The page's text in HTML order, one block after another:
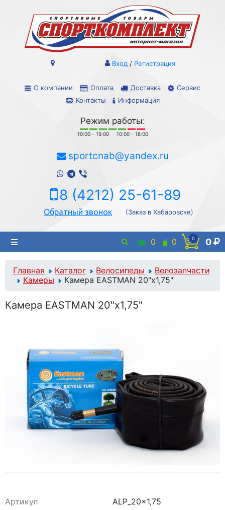
О компании Оплата Доставка
Сервис
Контакты
Информация
Вход / Регистрация
Режим работы:
10:00 - 19:00 10:00 - 18:00
sportcnab@yandex.ru
8 (4212) 25-61-89
Обратный звонок (Заказ в Хабаровске)
0 0 0 0
Главная Каталог Велосипеды
Велозапчасти
Камеры
Камера EASTMAN 20"х1,75"
Камера EASTMAN 20"х1,75"
Артикул
ALP_20x1,75